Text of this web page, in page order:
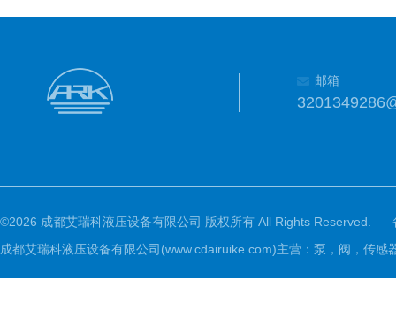
邮箱
©2026 成都艾瑞科液压设备有限公司 版权所有 All Rights Reserved.
成都艾瑞科液压设备有限公司(www.cdairuike.com)主营：泵，阀，传